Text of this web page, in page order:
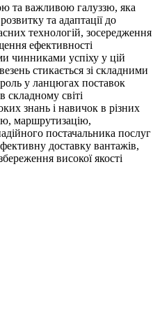
та важливою галуззю, яка
та адаптації до
технологій, зосередження
ефективності
чинниками успіху у цій
стикається зі складними
у ланцюгах поставок
складному світі
знань і навичок в різних
маршрутизацію,
постачальника послуг
доставку вантажів,
високої якості